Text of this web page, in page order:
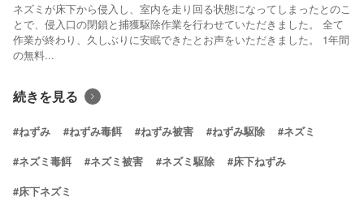
ネズミが床下から侵入し、室内を走り回る状態になってしまったとのこ
とで、侵入口の閉鎖と捕獲駆除作業を行わせていただきました。 全て
作業が終わり、久しぶりに安眠できたとお声をいただきました。 1年間
の無料...
続きを見る
#ねずみ #ねずみ毒餌 #ねずみ被害 #ねずみ駆除 #ネズミ
#ネズミ毒餌 #ネズミ被害 #ネズミ駆除 #床下ねずみ
#床下ネズミ